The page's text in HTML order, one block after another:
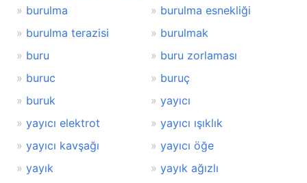
burulma
burulma esnekliği
burulma terazisi
burulmak
buru
buru zorlaması
buruc
buruç
buruk
yayıcı
yayıcı elektrot
yayıcı ışıklık
yayıcı kavşağı
yayıcı öğe
yayık
yayık ağızlı